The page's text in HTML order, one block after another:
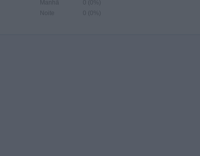
Manhã
0 (0%)
Noite
0 (0%)